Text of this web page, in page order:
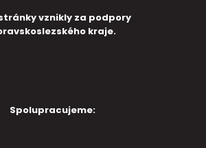
vznikly za podpory
kraje.
Spolupracujeme: